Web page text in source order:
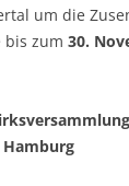
um die
bis zum 30.
Hamburg